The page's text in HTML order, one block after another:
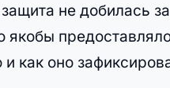
не добилась
якобы
как оно